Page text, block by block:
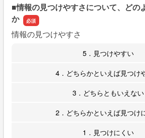
■情報の見つけやすさについて、どの
か
情報の見つけやすさ
5．見つけやすい
4．どちらかといえば見つけ
3．どちらともいえない
2．どちらかといえば見つけ
1．見つけにくい